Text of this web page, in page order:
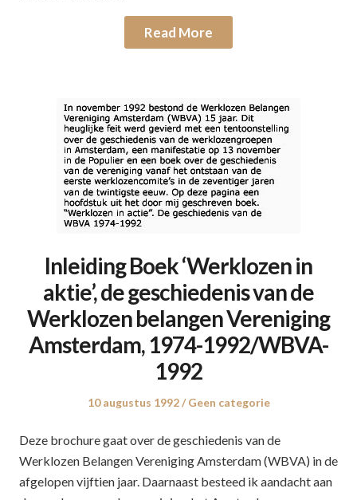
Read More
Inleiding Boek ‘Werklozen in
aktie’, de geschiedenis van de
Werklozen belangen Vereniging
Amsterdam, 1974-1992/WBVA-
1992
Posted
10 augustus 1992
Posted
Geen categorie
Deze brochure gaat over de geschiedenis van de
Werklozen Belangen Vereniging Amsterdam (WBVA) in de
afgelopen vijftien jaar. Daarnaast besteed ik aandacht aan